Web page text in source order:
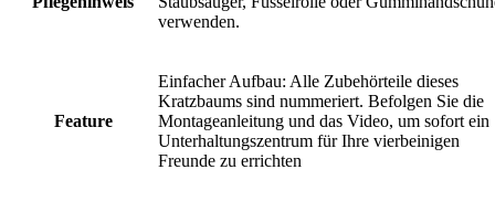
verwenden.
Feature
Einfacher Aufbau: Alle Zubehörteile dieses
Kratzbaums sind nummeriert. Befolgen Sie die
Montageanleitung und das Video, um sofort ein
Unterhaltungszentrum für Ihre vierbeinigen
Freunde zu errichten